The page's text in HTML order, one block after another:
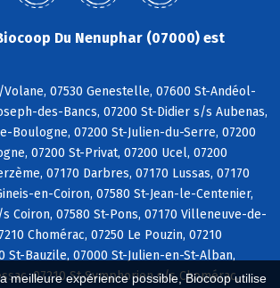
meilleure expérience possible, Biocoop utilise
Du Nenuphar (07000) est
07530 Genestelle, 07600 St-Andéol-
des-Bancs, 07200 St-Didier s/s Aubenas,
Boulogne, 07200 St-Julien-du-Serre, 07200
07200 St-Privat, 07200 Ucel, 07200
07170 Darbres, 07170 Lussas, 07170
en-Coiron, 07580 St-Jean-le-Centenier,
Coiron, 07580 St-Pons, 07170 Villeneuve-de-
Chomérac, 07250 Le Pouzin, 07210
St-Bauzile, 07000 St-Julien-en-St-Alban,
07210 St-Symphorien s/s Chomérac,